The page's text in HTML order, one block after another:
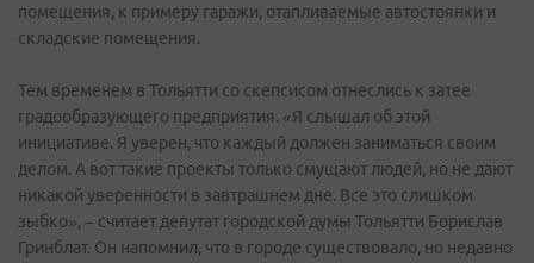
помещения, к примеру гаражи, отапливаемые автостоянки и
складские помещения.
Тем временем в Тольятти со скепсисом отнеслись к затее
градообразующего предприятия. «Я слышал об этой
инициативе. Я уверен, что каждый должен заниматься своим
делом. А вот такие проекты только смущают людей, но не дают
никакой уверенности в завтрашнем дне. Все это слишком
зыбко», – считает депутат городской думы Тольятти Борислав
Гринблат. Он напомнил, что в городе существовало, но недавно